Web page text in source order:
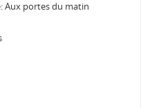
Aux portes du matin